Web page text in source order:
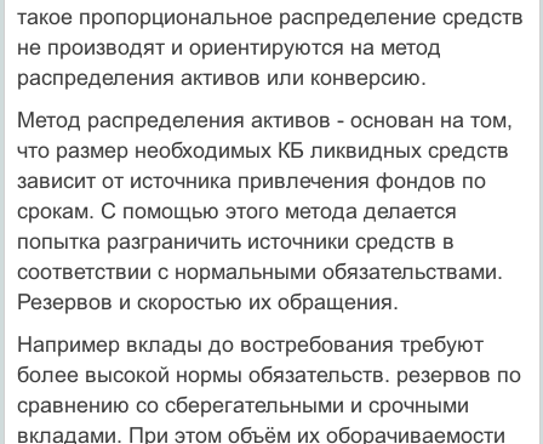
такое пропорциональное распределение средств
не производят и ориентируются на метод
распределения активов или конверсию.
Метод распределения активов - основан на том,
что размер необходимых КБ ликвидных средств
зависит от источника привлечения фондов по
срокам. С помощью этого метода делается
попытка разграничить источники средств в
соответствии с нормальными обязательствами.
Резервов и скоростью их обращения.
Например вклады до востребования требуют
более высокой нормы обязательств. резервов по
сравнению со сберегательными и срочными
вкладами. При этом объём их оборачиваемости